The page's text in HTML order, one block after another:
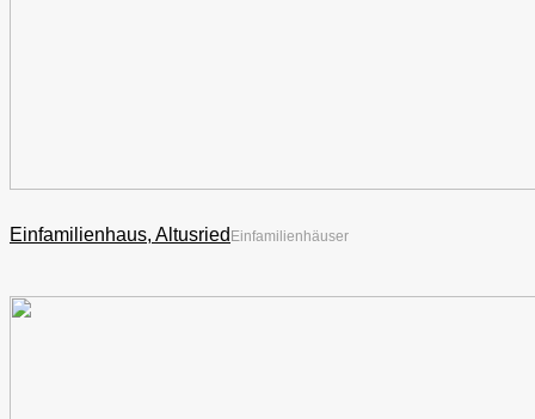
Einfamilienhaus, Altusried Einfamilienhäuser